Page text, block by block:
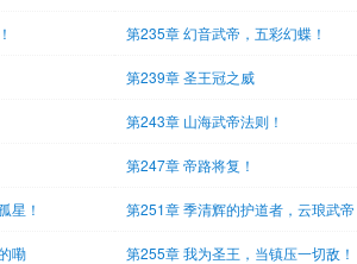
第235章 幻音武帝，五彩幻蝶！
第239章 圣王冠之威
第243章 山海武帝法则！
第247章 帝路将复！
星！ 第251章 季清辉的护道者，云琅武帝
嘞 第255章 我为圣王，当镇压一切敌！